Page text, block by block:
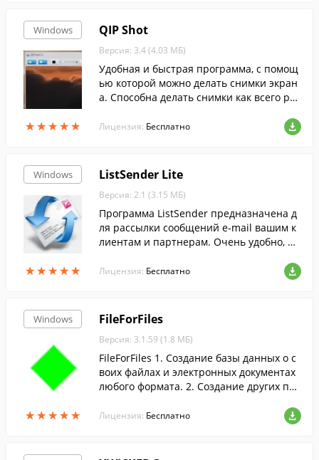
Windows
★★★★★
★★★★★
QIP Shot
Версия: 3.4 (4.03 МБ)
Удобная и быстрая программа, с помощ
ью которой можно делать снимки экран
а. Способна делать снимки как всего раб
Лицензия: Бесплатно
Windows
★★★★★
★★★★★
ListSender Lite
Версия: 2.1 (3.15 МБ)
Программа ListSender предназначена д
ля рассылки сообщений e-mail вашим к
лиентам и партнерам. Очень удобно, чт
уально, поэтому получатель не видит по
ле "копия" - это повышает шанс того, чт
отправят у корзину.
Лицензия: Бесплатно
Windows
★★★★★
★★★★★
FileForFiles
Версия: 3.1.59 (1.8 МБ)
FileForFiles 1. Создание базы данных о с
воих файлах и электронных документах
любого формата. 2. Создание других про
3. Поиск в содержании файлов, подготов
ленных в Word, Excel, HTML и других ред
Лицензия: Бесплатно